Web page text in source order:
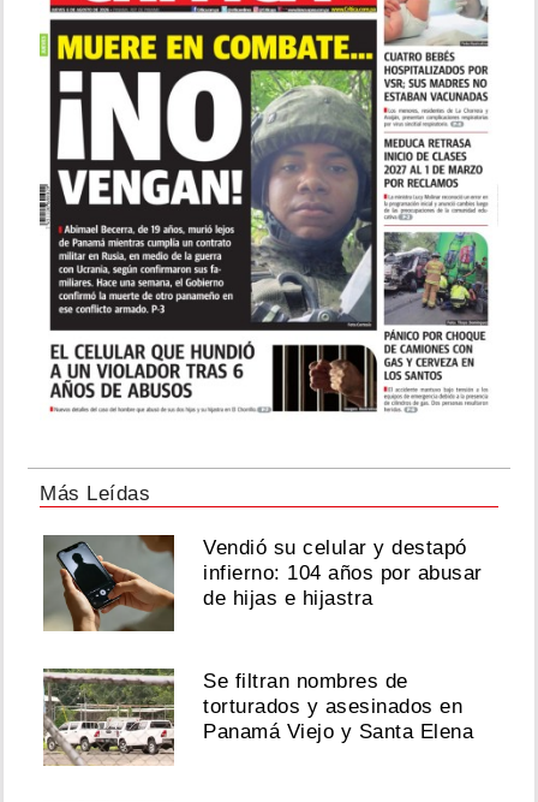
Más Leídas
Vendió su celular y destapó
infierno: 104 años por abusar
de hijas e hijastra
Se filtran nombres de
torturados y asesinados en
Panamá Viejo y Santa Elena